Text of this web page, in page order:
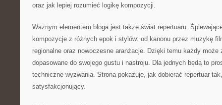
oraz jak lepiej rozumieć logikę kompozycji.
Ważnym elementem bloga jest także świat repertuaru.
kompozycje z różnych epok i stylów: od kanonu przez muzykę
regionalne oraz nowoczesne aranżacje. Dzięki temu każdy może
dopasowane do swojego gustu i nastroju. Dla jednych będą to
techniczne wyzwania. Strona pokazuje, jak dobierać repertuar
satysfakcjonujący.